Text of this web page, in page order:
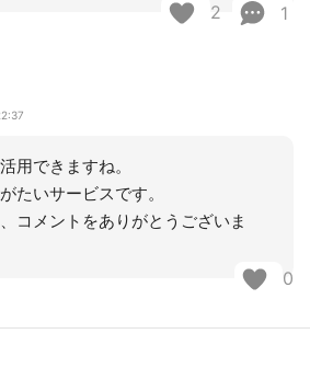
2 1
用できますね。
たいサービスです。
コメントをありがとうございま
0